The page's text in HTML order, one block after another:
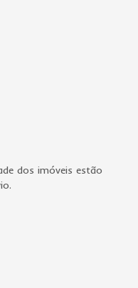
dos imóveis estão